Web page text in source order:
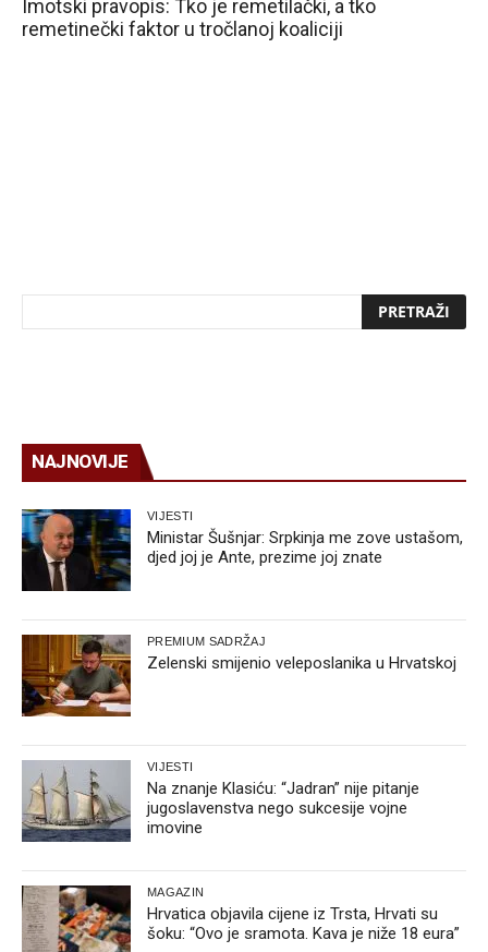
Imotski pravopis: Tko je remetilački, a tko
remetinečki faktor u tročlanoj koaliciji
NAJNOVIJE
VIJESTI
Ministar Šušnjar: Srpkinja me zove ustašom,
djed joj je Ante, prezime joj znate
PREMIUM SADRŽAJ
Zelenski smijenio veleposlanika u Hrvatskoj
VIJESTI
Na znanje Klasiću: “Jadran” nije pitanje
jugoslavenstva nego sukcesije vojne
imovine
MAGAZIN
Hrvatica objavila cijene iz Trsta, Hrvati su
šoku: “Ovo je sramota. Kava je niže 18 eura”